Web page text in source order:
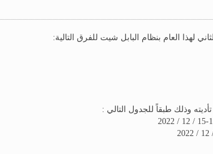
لهذا العام بنظام البابل شيت للفرق التالية:
وذلك طبقاً للجدول التالي :